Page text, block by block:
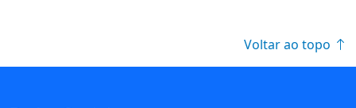
Voltar ao topo